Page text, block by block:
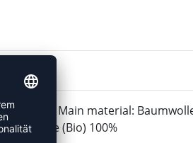
MATERIAL:
Main material:
Baumwolle (Bio) 100%